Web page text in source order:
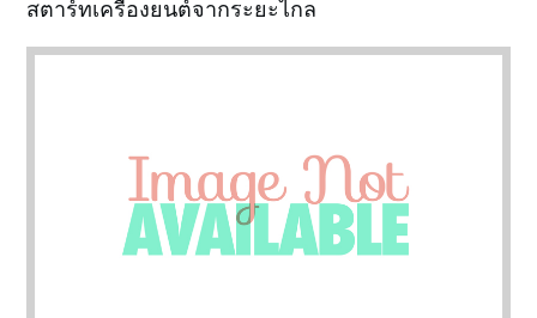
สตาร์ทเครื่องยนต์จากระยะไกล